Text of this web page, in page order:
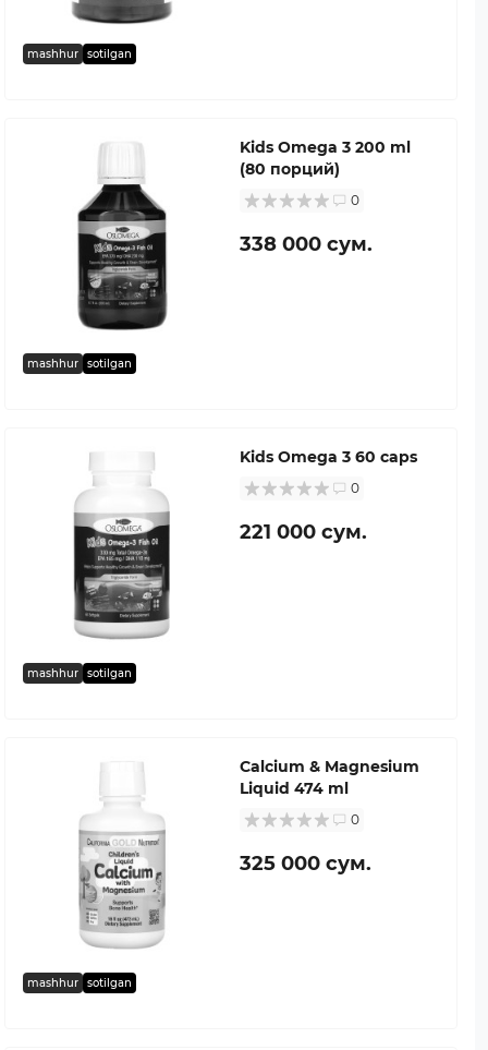
mashhur sotilgan
mashhur sotilgan
Kids Omega 3 200 ml
(80 порций)
0
338 000 сум.
mashhur sotilgan
Kids Omega 3 60 caps
0
221 000 сум.
mashhur sotilgan
Calcium & Magnesium
Liquid 474 ml
0
325 000 сум.